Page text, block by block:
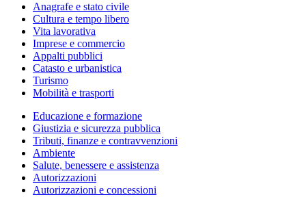
Anagrafe e stato civile
Cultura e tempo libero
Vita lavorativa
Imprese e commercio
Appalti pubblici
Catasto e urbanistica
Turismo
Mobilità e trasporti
Educazione e formazione
Giustizia e sicurezza pubblica
Tributi, finanze e contravvenzioni
Ambiente
Salute, benessere e assistenza
Autorizzazioni
Autorizzazioni e concessioni